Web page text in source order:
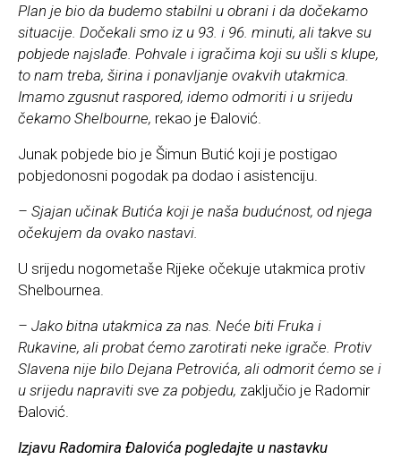
Plan je bio da budemo stabilni u obrani i da dočekamo
situacije. Dočekali smo iz u 93. i 96. minuti, ali takve su
pobjede najslađe. Pohvale i igračima koji su ušli s klupe,
to nam treba, širina i ponavljanje ovakvih utakmica.
Imamo zgusnut raspored, idemo odmoriti i u srijedu
čekamo Shelbourne, rekao je Đalović.
Junak pobjede bio je Šimun Butić koji je postigao
pobjedonosni pogodak pa dodao i asistenciju.
– Sjajan učinak Butića koji je naša budućnost, od njega
očekujem da ovako nastavi.
U srijedu nogometaše Rijeke očekuje utakmica protiv
Shelbournea.
– Jako bitna utakmica za nas. Neće biti Fruka i
Rukavine, ali probat ćemo zarotirati neke igrače. Protiv
Slavena nije bilo Dejana Petrovića, ali odmorit ćemo se i
u srijedu napraviti sve za pobjedu, zaključio je Radomir
Đalović.
Izjavu Radomira Đalovića pogledajte u nastavku